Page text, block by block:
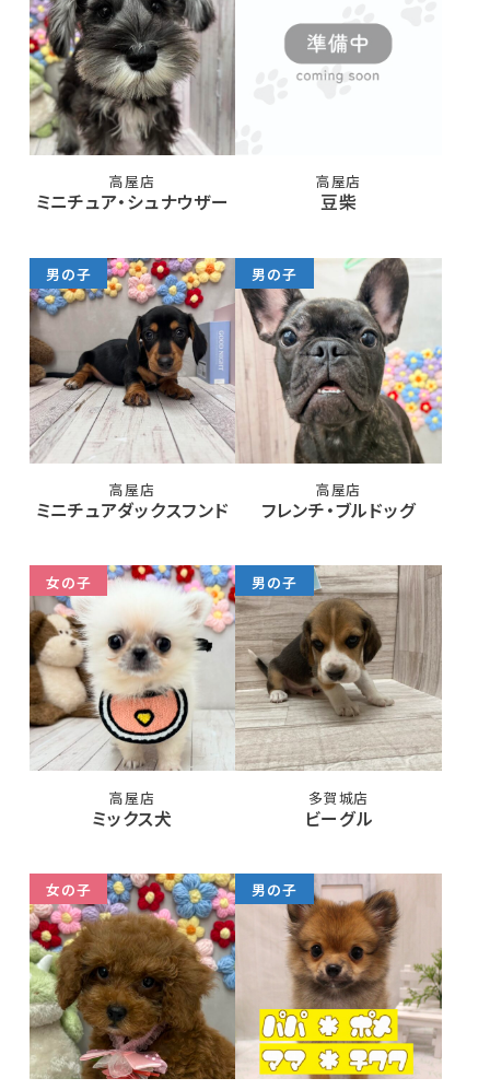
高屋店
ミニチュア・シュナウザー
高屋店
豆柴
男の子
高屋店
ミニチュアダックスフンド
男の子
高屋店
フレンチ・ブルドッグ
女の子
高屋店
ミックス犬
男の子
多賀城店
ビーグル
女の子 男の子